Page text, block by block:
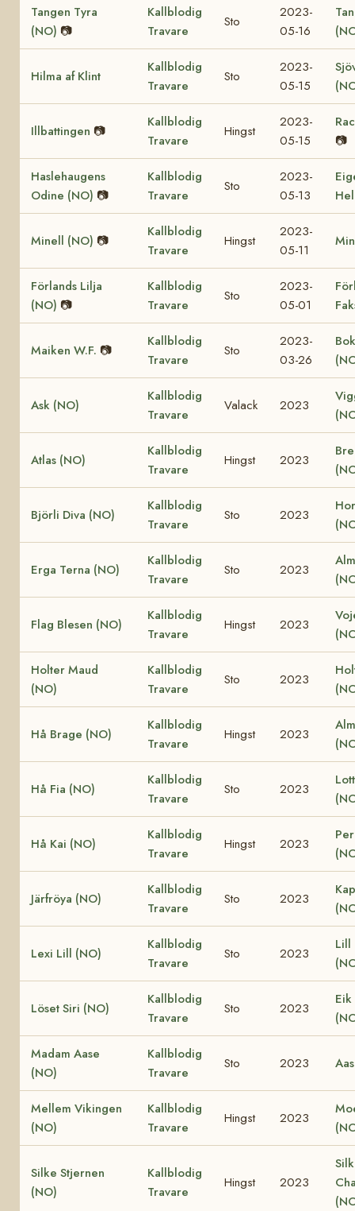
Tangen Tyra
(NO) 📷
Kallblodig
Travare
Sto
2023-
05-16
Hilma af Klint
Kallblodig
Travare
Sto
2023-
05-15
Illbattingen 📷
Kallblodig
Travare
Hingst
2023-
05-15
📷
Haslehaugens
Odine (NO) 📷
Kallblodig
Travare
Sto
2023-
05-13
Minell (NO) 📷
Kallblodig
Travare
Hingst
2023-
05-11
Förlands Lilja
(NO) 📷
Kallblodig
Travare
Sto
2023-
05-01
Maiken W.F. 📷
Kallblodig
Travare
Sto
2023-
03-26
Ask (NO)
Kallblodig
Travare
Valack 2023
Atlas (NO)
Kallblodig
Travare
Hingst 2023
Björli Diva (NO)
Kallblodig
Travare
Sto 2023
Erga Terna (NO)
Kallblodig
Travare
Sto 2023
Flag Blesen (NO)
Kallblodig
Travare
Hingst 2023
Holter Maud
(NO)
Kallblodig
Travare
Sto 2023
Hå Brage (NO)
Kallblodig
Travare
Hingst 2023
Hå Fia (NO)
Kallblodig
Travare
Sto 2023
Hå Kai (NO)
Kallblodig
Travare
Hingst 2023
Järfröya (NO)
Kallblodig
Travare
Sto 2023
Lexi Lill (NO)
Kallblodig
Travare
Sto 2023
Lill
Löset Siri (NO)
Kallblodig
Travare
Sto 2023
Madam Aase
(NO)
Kallblodig
Travare
Sto 2023
Mellem Vikingen
(NO)
Kallblodig
Travare
Hingst 2023
Silke Stjernen
(NO)
Kallblodig
Travare
Hingst 2023